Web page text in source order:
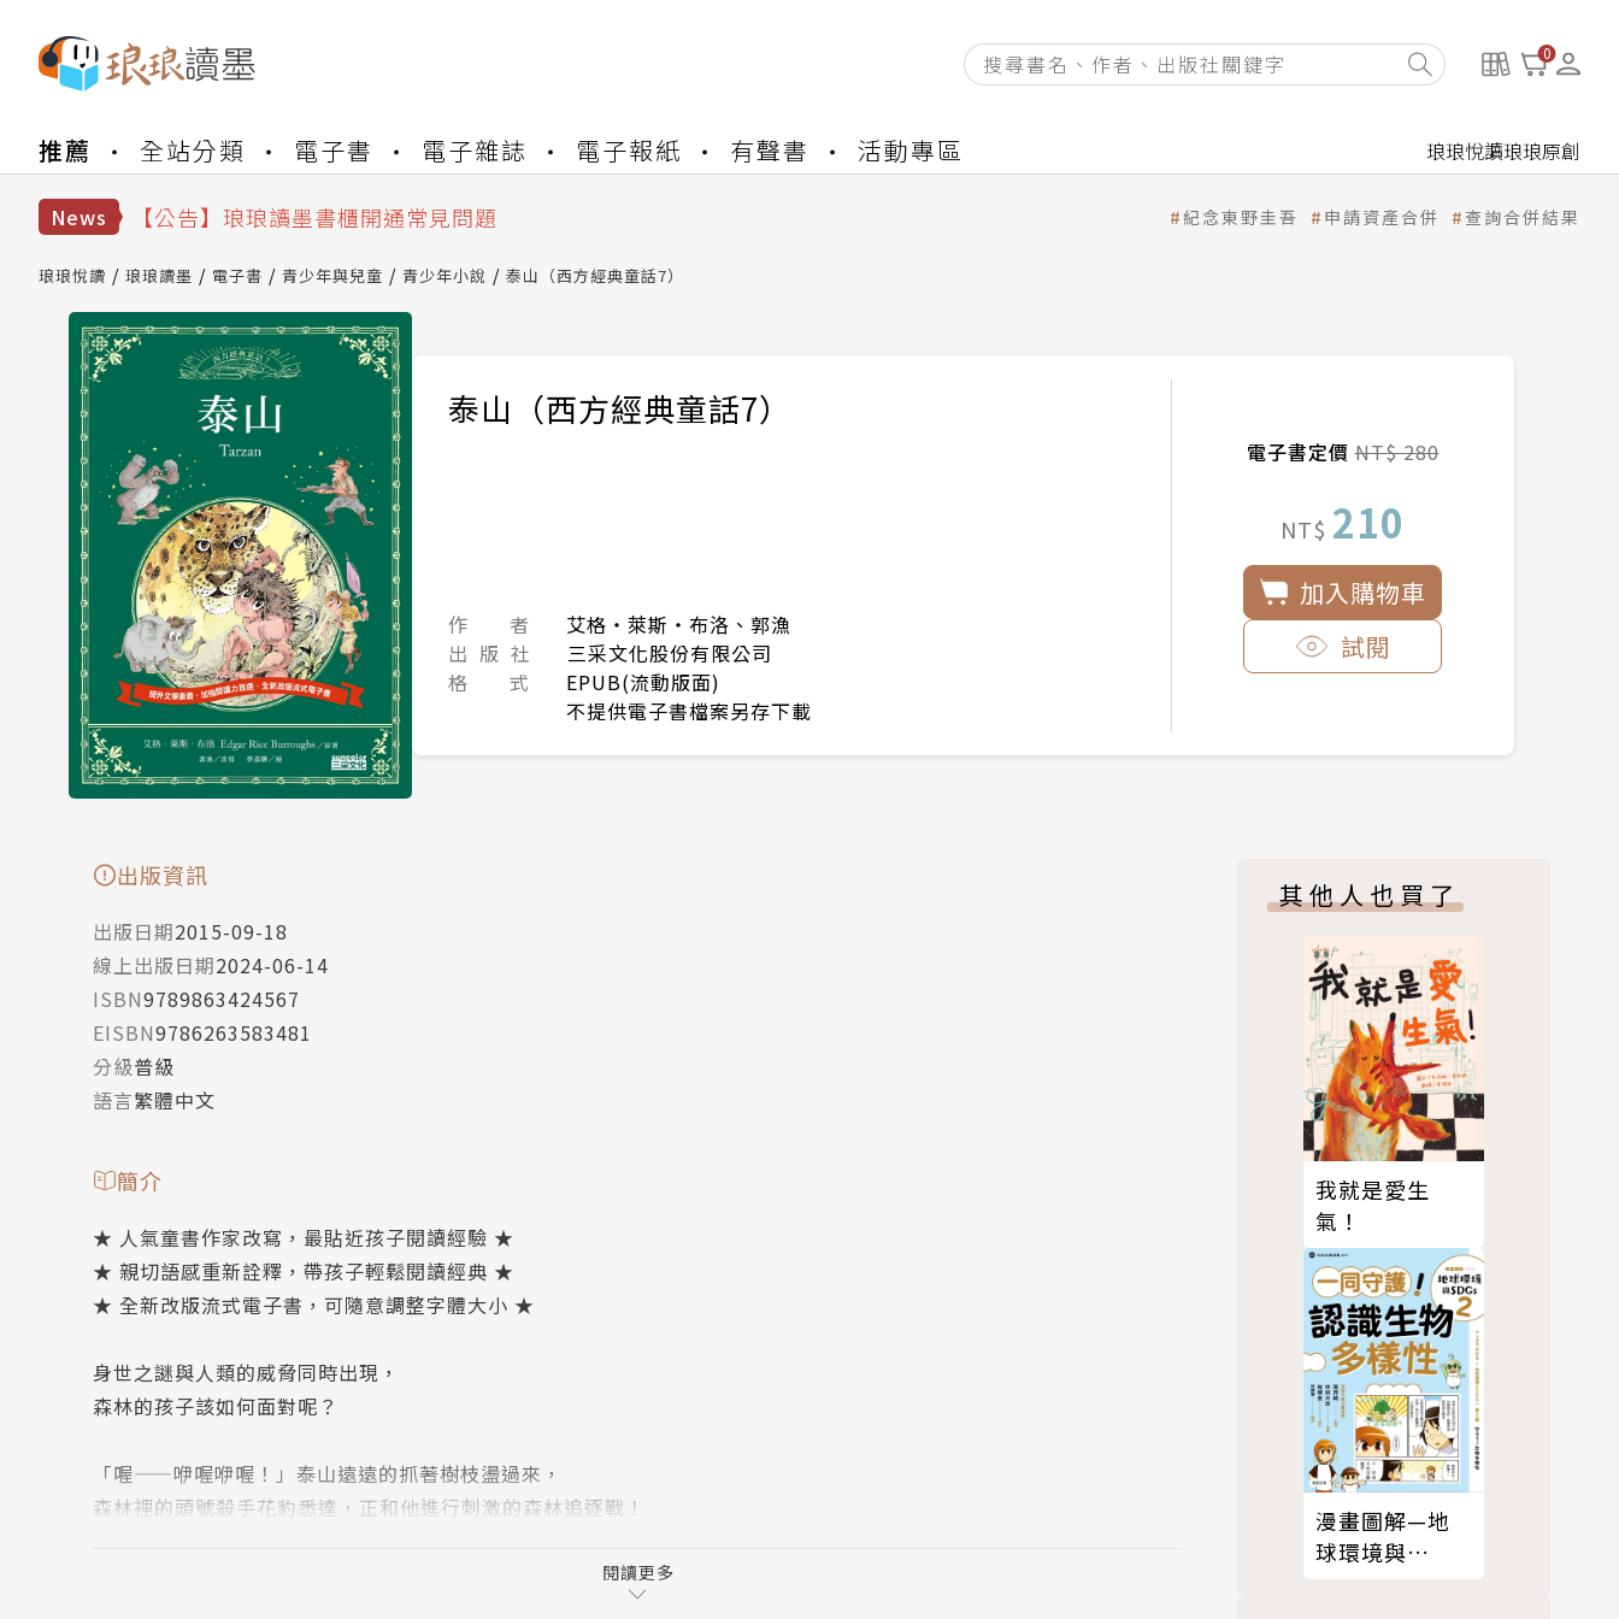
0
推薦 全站分類 電子書 電子雜誌 電子報紙 有聲書 活動專區 琅琅悅讀琅琅原創
News
【公告】因 Readmoo 讀墨系統維護中，本站同步暫停部分閱讀服務
【公告】琅琅讀墨書櫃開通常見問題
【公告】琅琅書店服務升級重要說明及資產合併結果查詢
【公告】因 Readmoo 讀墨系統維護中，本站同步暫停部分閱讀服務
紀念東野圭吾 申請資產合併 查詢合併結果
琅琅悅讀 琅琅讀墨 電子書 青少年與兒童 青少年小說 泰山（西方經典童話7）
泰山（西方經典童話7）
作 者
艾格‧萊斯‧布洛、郭漁
出 版 社
三采文化股份有限公司
格 式
EPUB(流動版面)
不提供電子書檔案另存下載
電子書定價NT$ 280
NT$ 210
加入購物車
試閱
出版資訊
出版日期2015-09-18
線上出版日期2024-06-14
ISBN9789863424567
EISBN9786263583481
分級普級
語言繁體中文
簡介
★ 人氣童書作家改寫，最貼近孩子閱讀經驗 ★
★ 親切語感重新詮釋，帶孩子輕鬆閱讀經典 ★
★ 全新改版流式電子書，可隨意調整字體大小 ★
身世之謎與人類的威脅同時出現，
森林的孩子該如何面對呢？
「喔——咿喔咿喔！」泰山遠遠的抓著樹枝盪過來，
森林裡的頭號殺手花豹悉達，正和他進行刺激的森林追逐戰！
閱讀更多
其他人也買了
我就是愛生
氣！
漫畫圖解—地
球環境與